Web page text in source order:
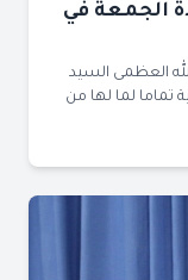
الجمعة في
العظمى السيد
تماما لما لها من